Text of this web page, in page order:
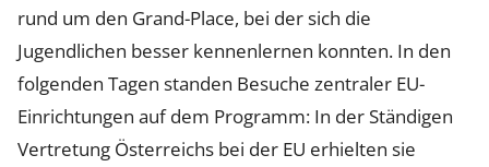
rund um den Grand-Place, bei der sich die
Jugendlichen besser kennenlernen konnten. In den
folgenden Tagen standen Besuche zentraler EU-
Einrichtungen auf dem Programm: In der Ständigen
Vertretung Österreichs bei der EU erhielten sie